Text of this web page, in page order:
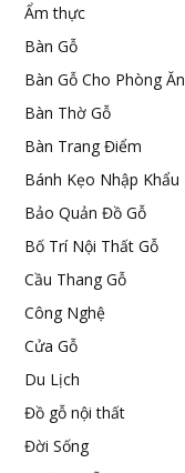
Ẩm thực
Bàn Gỗ
Bàn Gỗ Cho Phòng Ăn
Bàn Thờ Gỗ
Bàn Trang Điểm
Bánh Kẹo Nhập Khẩu
Bảo Quản Đồ Gỗ
Bố Trí Nội Thất Gỗ
Cầu Thang Gỗ
Công Nghệ
Cửa Gỗ
Du Lịch
Đồ gỗ nội thất
Đời Sống